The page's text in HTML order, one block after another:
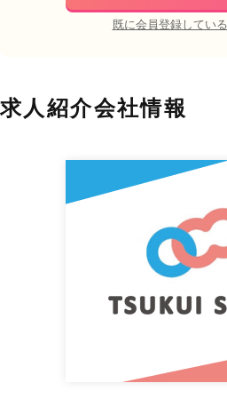
既に会員登録してい
求人紹介会社情報